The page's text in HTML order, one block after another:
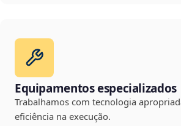
Equipamentos especializados
Trabalhamos com tecnologia
eficiência na execução.